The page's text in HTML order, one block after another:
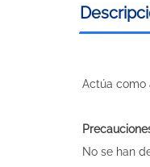
Actúa como
No se han